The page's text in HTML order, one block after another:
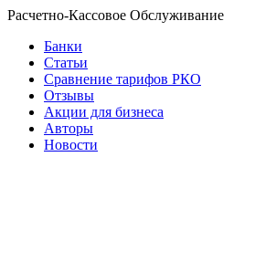
Расчетно-Кассовое Обслуживание
Банки
Статьи
Сравнение тарифов РКО
Отзывы
Акции для бизнеса
Авторы
Новости